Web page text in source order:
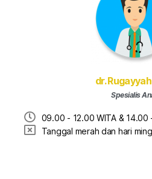
dr.
Spesialis
09.00 - 12.00 WITA & 14.00
Tanggal merah dan hari